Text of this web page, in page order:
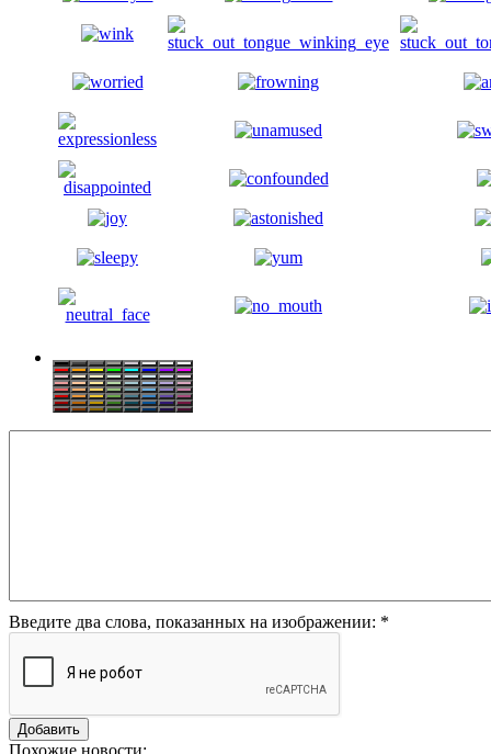
Введите два слова, показанных на изображении: *
Похожие новости: